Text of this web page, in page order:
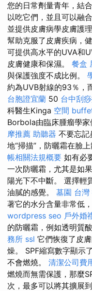
您的日常劑量青年，結
以吃它們，並且可以融
並提供皮膚病學皮膚護
幫助克服了皮膚疾病，
可提供高水平的UVA和
皮膚健康和保濕。 餐盒
與保護強度不成比例。
約為UVB射線的93％，
台胞證宜蘭 50 台中刮
科醫生Kinga 空間
Borbola由臨床腫瘤學家
摩推薦 助聽器 不要忘記
地“掃描”，防曬霜在臉
帳相關法規概要 如有必
一次防曬霜，尤其是如
陽光下不中斷。 選擇輕
油膩的感覺。 墓園 台灣
著它的水分含量非常低
wordpress seo 戶外婚
的防曬霜，例如透明質
務所 ssl 它們恢復了皮
燥。 SPF縮寫數字顯示
不會燃燒。 清潔公司費
燃燒而無需保護，那麼
次，最多可以將其擴展